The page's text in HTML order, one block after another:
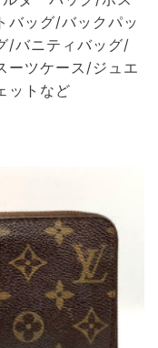
バッグ/バックパッ
/バニティバッグ/
ーツケース/ジュエ
ットなど